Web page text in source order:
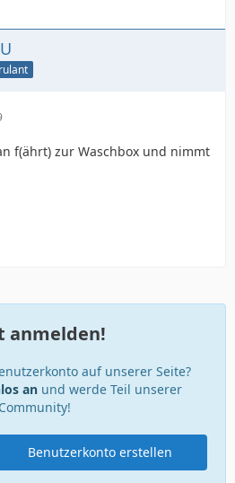
f(ährt) zur Waschbox und nimmt
anmelden!
auf unserer Seite?
an und werde Teil unserer
Community!
Benutzerkonto erstellen